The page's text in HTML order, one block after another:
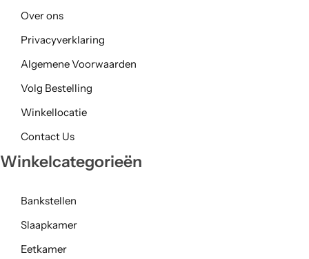
Over ons
Privacyverklaring
Algemene Voorwaarden
Volg Bestelling
Winkellocatie
Contact Us
Winkelcategorieën
Bankstellen
Slaapkamer
Eetkamer